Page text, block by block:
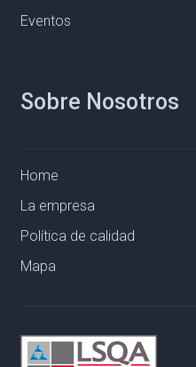
Eventos
Sobre Nosotros
Home
La empresa
Política de calidad
Mapa